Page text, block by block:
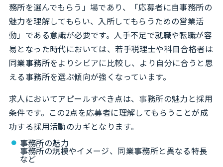
務所を選んでもらう」場であり、「応募者に自事務所の
魅力を理解してもらい、入所してもらうための営業活
動」である意識が必要です。人手不足で就職や転職が容
易となった時代においては、若手税理士や科目合格者は
同業事務所をよりシビアに比較し、より自分に合うと思
える事務所を選ぶ傾向が強くなっています。
求人においてアピールすべき点は、事務所の魅力と採用
条件です。この2点を応募者に理解してもらうことが成
功する採用活動のカギとなります。
事務所の魅力
事務所の規模やイメージ、同業事務所と異なる特長
など